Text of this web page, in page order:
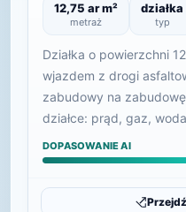
12,75 ar m²
metraż
działka
typ
Działka o powierzchni
wjazdem z drogi
zabudowy na
działce: prąd, gaz,
DOPASOWANIE AI